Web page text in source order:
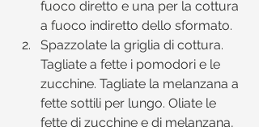
fuoco diretto e una per la cottura
a fuoco indiretto dello sformato.
Spazzolate la griglia di cottura.
Tagliate a fette i pomodori e le
zucchine. Tagliate la melanzana a
fette sottili per lungo. Oliate le
fette di zucchine e di melanzana,